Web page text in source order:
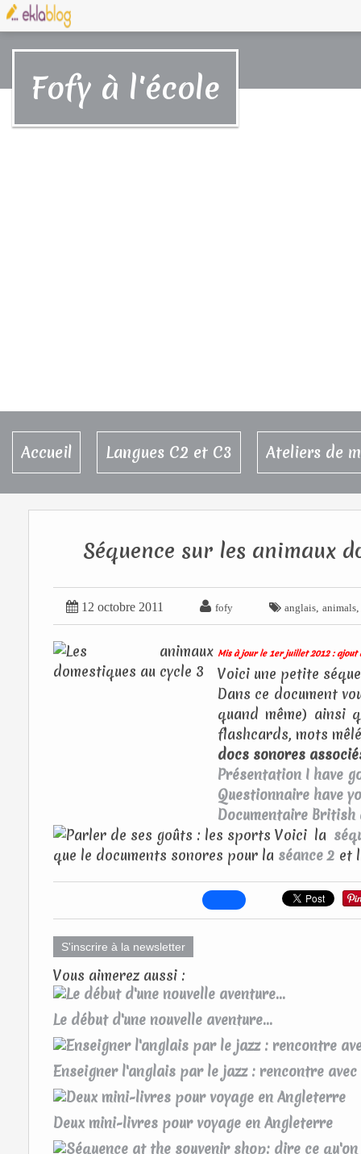
Fofy à l'école
Accueil Langues C2 et C3 Ateliers de
Séquence sur les animaux
 12 octobre 2011  fofy  anglais, animals
Mis à jour le 1er juillet 2012 : ajout
Voici une petite
Dans ce document
quand même) ainsi
flashcards, mots
docs sonores
Présentation I have
Questionnaire have
Documentaire British
Voici la
que le documents sonores pour la séance 2 et
S'inscrire à la newsletter
Vous aimerez aussi :
Le début d'une nouvelle aventure...
Enseigner l'anglais par le jazz : rencontre
Deux mini-livres pour voyage en Angleterre